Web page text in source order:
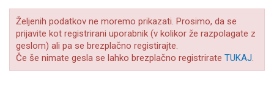
Željenih podatkov ne moremo prikazati. Prosimo, da se
prijavite kot registrirani uporabnik (v kolikor že razpolagate z
geslom) ali pa se brezplačno registirajte.
Če še nimate gesla se lahko brezplačno registrirate TUKAJ.